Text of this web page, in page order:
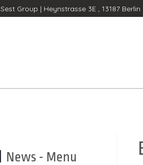
Sest Group | Heynstrasse 3E , 13187 Berlin
News - Menu